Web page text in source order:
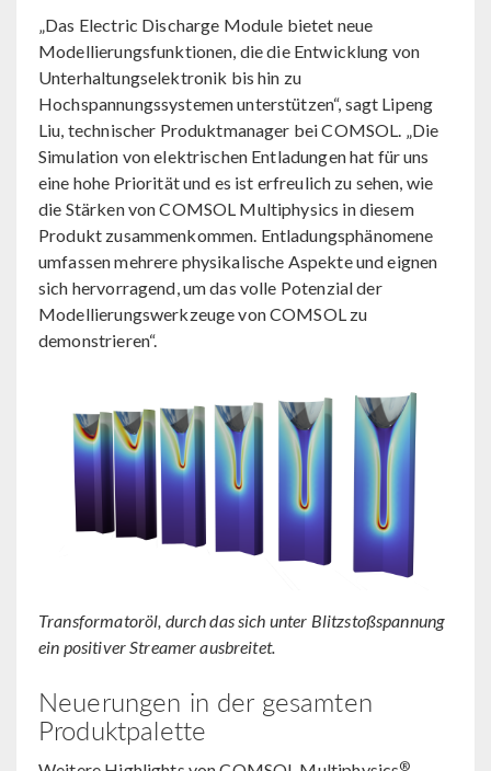
„Das Electric Discharge Module bietet neue
Modellierungsfunktionen, die die Entwicklung von
Unterhaltungselektronik bis hin zu
Hochspannungssystemen unterstützen“, sagt Lipeng
Liu, technischer Produktmanager bei COMSOL. „Die
Simulation von elektrischen Entladungen hat für uns
eine hohe Priorität und es ist erfreulich zu sehen, wie
die Stärken von COMSOL Multiphysics in diesem
Produkt zusammenkommen. Entladungsphänomene
umfassen mehrere physikalische Aspekte und eignen
sich hervorragend, um das volle Potenzial der
Modellierungswerkzeuge von COMSOL zu
demonstrieren“.
Transformatoröl, durch das sich unter Blitzstoßspannung
ein positiver Streamer ausbreitet.
Neuerungen in der gesamten
Produktpalette
®